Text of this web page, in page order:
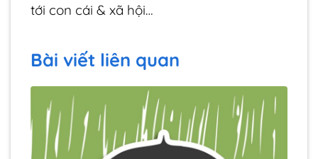
tới con cái & xã hội…
Bài viết liên quan